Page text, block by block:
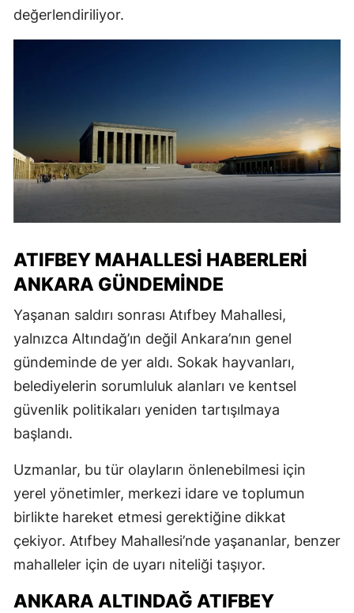
değerlendiriliyor.
ATIFBEY MAHALLESI HABERLERI
ANKARA GÜNDEMINDE
Yaşanan saldırı sonrası Atıfbey Mahallesi,
yalnızca Altındağ’ın değil Ankara’nın genel
gündeminde de yer aldı. Sokak hayvanları,
belediyelerin sorumluluk alanları ve kentsel
güvenlik politikaları yeniden tartışılmaya
başlandı.
Uzmanlar, bu tür olayların önlenebilmesi için
yerel yönetimler, merkezi idare ve toplumun
birlikte hareket etmesi gerektiğine dikkat
çekiyor. Atıfbey Mahallesi’nde yaşananlar, benzer
mahalleler için de uyarı niteliği taşıyor.
ANKARA ALTINDAĞ ATIFBEY